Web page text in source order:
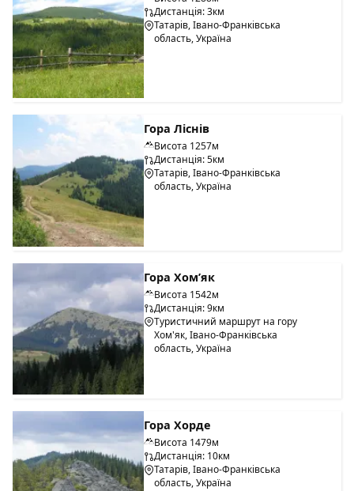
Дистанція: 3км
Татарів, Івано-Франківська
область, Україна
Гора Ліснів
Висота 1257м
Дистанція: 5км
Татарів, Івано-Франківська
область, Україна
Гора Хом’як
Висота 1542м
Дистанція: 9км
Туристичний маршрут на гору
Хом'як, Івано-Франківська
область, Україна
Гора Хорде
Висота 1479м
Дистанція: 10км
Татарів, Івано-Франківська
область, Україна